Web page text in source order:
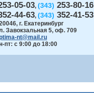
05-03, (343) 253-80-16
44-63, (343) 352-41-53
, г. Екатеринбург
Завокзальная 5, оф. 709
nt@mail.ru
пт: с 9:00 до 18:00